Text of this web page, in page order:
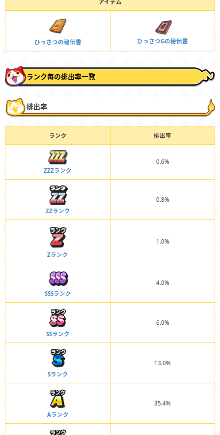
アイテム
ひっさつの秘伝書 ひっさつGの秘伝書
ランク毎の排出率一覧
排出率
ランク 排出率
ZZZランク
0.6%
ZZランク
0.8%
Zランク
1.0%
SSSランク
4.0%
SSランク
6.0%
Sランク
13.0%
Aランク
35.4%